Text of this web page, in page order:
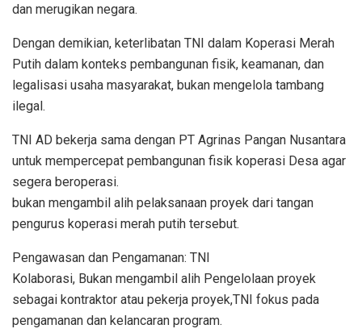
dan merugikan negara.
Dengan demikian, keterlibatan TNI dalam Koperasi Merah
Putih dalam konteks pembangunan fisik, keamanan, dan
legalisasi usaha masyarakat, bukan mengelola tambang
ilegal.
TNI AD bekerja sama dengan PT Agrinas Pangan Nusantara
untuk mempercepat pembangunan fisik koperasi Desa agar
segera beroperasi.
bukan mengambil alih pelaksanaan proyek dari tangan
pengurus koperasi merah putih tersebut.
Pengawasan dan Pengamanan: TNI
Kolaborasi, Bukan mengambil alih Pengelolaan proyek
sebagai kontraktor atau pekerja proyek,TNI fokus pada
pengamanan dan kelancaran program.